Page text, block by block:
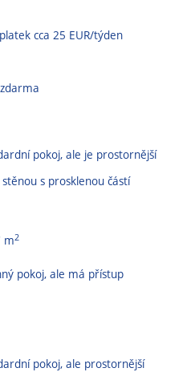
cca 25 EUR/týden
pokoj, ale je prostornější
s prosklenou částí
m2
pokoj, ale má přístup
pokoj, ale prostornější